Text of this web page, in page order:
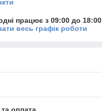
працює з 09:00 до 18:00
весь графік роботи